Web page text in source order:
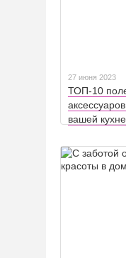
27 июня 2023
ТОП-10
вашей кухне